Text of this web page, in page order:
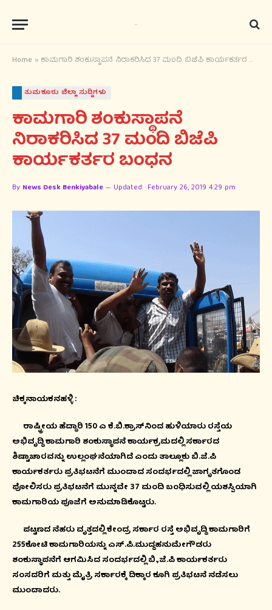
Home »ಕಾಮಗಾರಿ ಶಂಕುಸ್ಥಾಪನೆ ನಿರಾಕರಿಸಿದ 37 ಮಂದಿ ಬಿಜೆಪಿ ಕಾರ್ಯಕರ್ತರ ಬಂಧನ
ತುಮಕೂರು ಜಿಲ್ಲಾ ಸುದ್ಧಿಗಳು
ಕಾಮಗಾರಿ ಶಂಕುಸ್ಥಾಪನೆ
ನಿರಾಕರಿಸಿದ 37 ಮಂದಿ ಬಿಜೆಪಿ
ಕಾರ್ಯಕರ್ತರ ಬಂಧನ
By News Desk Benkiyabale Updated: February 26, 2019 4:29 pm
ಚಿಕ್ಕನಾಯಕನಹಳ್ಳಿ :
ರಾಷ್ಟ್ರೀಯ ಹೆದ್ದಾರಿ 150 ಎ ಕೆ.ಬಿ.ಕ್ರಾಸ್‍ನಿಂದ ಹುಳಿಯಾರು ರಸ್ತೆಯ
ಅಭಿವೃದ್ದಿ ಕಾಮಗಾರಿ ಶಂಕುಸ್ಥಾಪನೆ ಕಾರ್ಯಕ್ರಮದಲ್ಲಿ ಸರ್ಕಾರದ
ಶಿಷ್ಟಾಚಾರವನ್ನು ಉಲ್ಲಂಘನೆಯಾಗಿದೆ ಎಂದು ತಾಲ್ಲೂಕು ಬಿ.ಜೆ.ಪಿ
ಕಾರ್ಯಕರ್ತರು ಪ್ರತಿಭಟನೆಗೆ ಮುಂದಾದ ಸಂದರ್ಭದಲ್ಲಿ ಜಾಗೃತಗೊಂಡ
ಪೋಲಿಸರು ಪ್ರತಿಭಟನೆಗೆ ಮುನ್ನವೇ 37 ಮಂದಿ ಬಂಧಿಸುವಲ್ಲಿ ಯಶಸ್ವಿಯಾಗಿ
ಕಾಮಗಾರಿಯ ಪೂಜೆಗೆ ಅನುಮಾಡಿಕೊಟ್ಟರು.
ಪಟ್ಟಣದ ನೆಹರು ವೃತ್ತದಲ್ಲಿ ಕೇಂದ್ರ ಸರ್ಕಾರ ರಸ್ತೆ ಅಭಿವೃದ್ದಿ ಕಾಮಗಾರಿಗೆ
255ಕೋಟಿ ಕಾಮಗಾರಿಯನ್ನು ಎಸ್.ಪಿ.ಮುದ್ದಹನುಮೇಗೌಡರು
ಶಂಕುಸ್ಥಾಪನೆಗೆ ಆಗಮಿಸಿದ ಸಂದರ್ಭದಲ್ಲಿ ಬಿ.,ಜೆ.ಪಿ ಕಾರ್ಯಕರ್ತರು
ಸಂಸದರಿಗೆ ಮತ್ತು ಮೈತ್ರಿ ಸರ್ಕಾರಕ್ಕೆ ದಿಕ್ಕಾರ ಕೂಗಿ ಪ್ರತಿಭಟನೆ ನಡೆಸಲು
ಮುಂದಾದರು.